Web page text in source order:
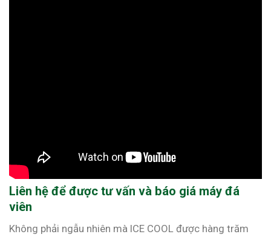
Liên hệ để được tư vấn và báo giá máy đá
viên
Không phải ngẫu nhiên mà ICE COOL được hàng trăm